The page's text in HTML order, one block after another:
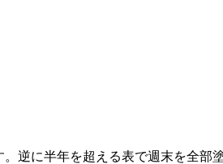
逆に半年を超える表で週末を全部